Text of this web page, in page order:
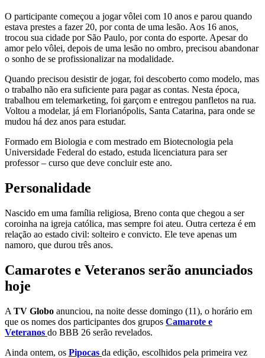
O participante começou a jogar vôlei com 10 anos e parou quando
estava prestes a fazer 20, por conta de uma lesão. Aos 16 anos,
trocou sua cidade por São Paulo, por conta do esporte. Apesar do
amor pelo vôlei, depois de uma lesão no ombro, precisou abandonar
o sonho de se profissionalizar na modalidade.
Quando precisou desistir de jogar, foi descoberto como modelo, mas
o trabalho não era suficiente para pagar as contas. Nesta época,
trabalhou em telemarketing, foi garçom e entregou panfletos na rua.
Voltou a modelar, já em Florianópolis, Santa Catarina, para onde se
mudou há dez anos para estudar.
Formado em Biologia e com mestrado em Biotecnologia pela
Universidade Federal do estado, estuda licenciatura para ser
professor – curso que deve concluir este ano.
Personalidade
Nascido em uma família religiosa, Breno conta que chegou a ser
coroinha na igreja católica, mas sempre foi ateu. Outra certeza é em
relação ao estado civil: solteiro e convicto. Ele teve apenas um
namoro, que durou três anos.
Camarotes e Veteranos serão anunciados
hoje
A TV Globo anunciou, na noite desse domingo (11), o horário em
que os nomes dos participantes dos grupos Camarote e
Veteranos do BBB 26 serão revelados.
Ainda ontem, os Pipocas da edição, escolhidos pela primeira vez